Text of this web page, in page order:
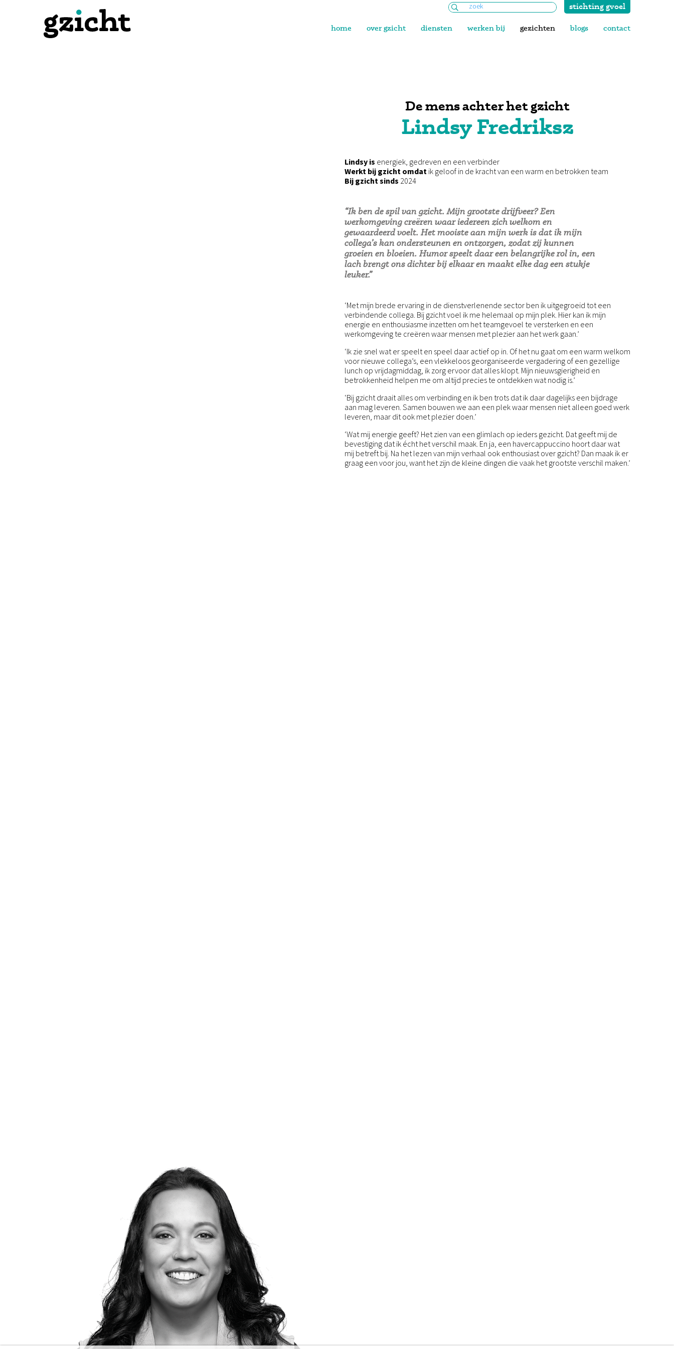
stichting gvoel
Zoeken
home over gzicht diensten werken bij gezichten blogs contact
De mens achter het gzicht
Lindsy Fredriksz
Lindsyis energiek, gedreven en een verbinder
Werkt bij gzicht omdatik geloof in de kracht van een warm en betrokken team
Bij gzicht sinds 2024
“Ik ben de spil van gzicht. Mijn grootste drijfveer? Een
werkomgeving creëren waar iedereen zich welkom en
gewaardeerd voelt. Het mooiste aan mijn werk is dat ik mijn
collega’s kan ondersteunen en ontzorgen, zodat zij kunnen
groeien en bloeien. Humor speelt daar een belangrijke rol in, een
lach brengt ons dichter bij elkaar en maakt elke dag een stukje
leuker.”
‘Met mijn brede ervaring in de dienstverlenende sector ben ik uitgegroeid tot een
verbindende collega. Bij gzicht voel ik me helemaal op mijn plek. Hier kan ik mijn
energie en enthousiasme inzetten om het teamgevoel te versterken en een
werkomgeving te creëren waar mensen met plezier aan het werk gaan.’
‘Ik zie snel wat er speelt en speel daar actief op in. Of het nu gaat om een warm welkom
voor nieuwe collega’s, een vlekkeloos georganiseerde vergadering of een gezellige
lunch op vrijdagmiddag, ik zorg ervoor dat alles klopt. Mijn nieuwsgierigheid en
betrokkenheid helpen me om altijd precies te ontdekken wat nodig is.’
‘Bij gzicht draait alles om verbinding en ik ben trots dat ik daar dagelijks een bijdrage
aan mag leveren. Samen bouwen we aan een plek waar mensen niet alleen goed werk
leveren, maar dit ook met plezier doen.’
‘Wat mij energie geeft? Het zien van een glimlach op ieders gezicht. Dat geeft mij de
bevestiging dat ik écht het verschil maak. En ja, een havercappuccino hoort daar wat
mij betreft bij. Na het lezen van mijn verhaal ook enthousiast over gzicht? Dan maak ik er
graag een voor jou, want het zijn de kleine dingen die vaak het grootste verschil maken.’